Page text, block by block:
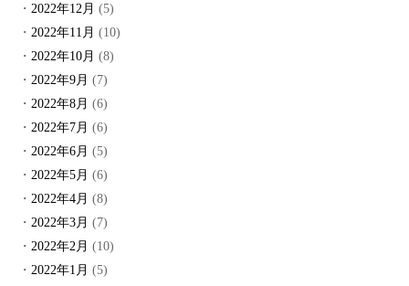
2022年12月 (5)
2022年11月 (10)
2022年10月 (8)
2022年9月 (7)
2022年8月 (6)
2022年7月 (6)
2022年6月 (5)
2022年5月 (6)
2022年4月 (8)
2022年3月 (7)
2022年2月 (10)
2022年1月 (5)